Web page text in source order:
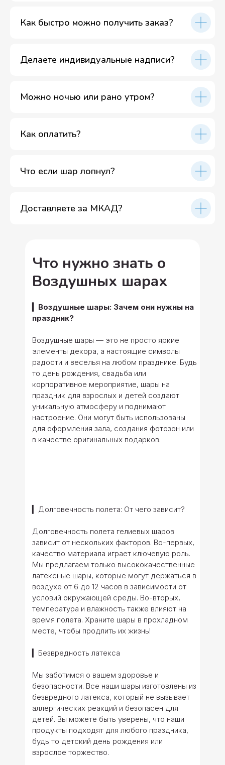
Как быстро можно получить заказ?
Делаете индивидуальные надписи?
Можно ночью или рано утром?
Как оплатить?
Что если шар лопнул?
Доставляете за МКАД?
Что нужно знать о
Воздушных шарах
▎Воздушные шары: Зачем они нужны на
праздник?
Воздушные шары — это не просто яркие
элементы декора, а настоящие символы
радости и веселья на любом празднике. Будь
то день рождения, свадьба или
корпоративное мероприятие, шары на
праздник для взрослых и детей создают
уникальную атмосферу и поднимают
настроение. Они могут быть использованы
для оформления зала, создания фотозон или
в качестве оригинальных подарков.
▎Долговечность полета: От чего зависит?
Долговечность полета гелиевых шаров
зависит от нескольких факторов. Во-первых,
качество материала играет ключевую роль.
Мы предлагаем только высококачественные
латексные шары, которые могут держаться в
воздухе от 6 до 12 часов в зависимости от
условий окружающей среды. Во-вторых,
температура и влажность также влияют на
время полета. Храните шары в прохладном
месте, чтобы продлить их жизнь!
▎Безвредность латекса
Мы заботимся о вашем здоровье и
безопасности. Все наши шары изготовлены из
безвредного латекса, который не вызывает
аллергических реакций и безопасен для
детей. Вы можете быть уверены, что наши
продукты подходят для любого праздника,
будь то детский день рождения или
взрослое торжество.